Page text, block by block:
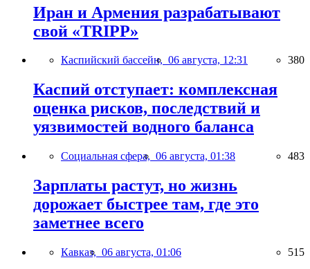
Иран и Армения разрабатывают
свой «TRIPP»
Каспийский бассейн, 06 августа, 12:31 380
Каспий отступает: комплексная
оценка рисков, последствий и
уязвимостей водного баланса
Социальная сфера, 06 августа, 01:38 483
Зарплаты растут, но жизнь
дорожает быстрее там, где это
заметнее всего
Кавказ, 06 августа, 01:06 515